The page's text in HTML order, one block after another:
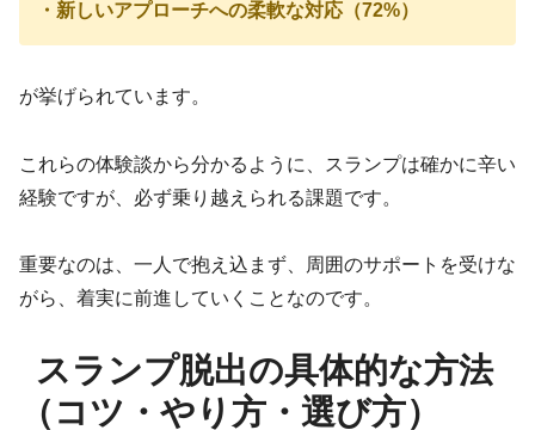
・新しいアプローチへの柔軟な対応（72%）
が挙げられています。
これらの体験談から分かるように、スランプは確かに辛い
経験ですが、必ず乗り越えられる課題です。
重要なのは、一人で抱え込まず、周囲のサポートを受けな
がら、着実に前進していくことなのです。
スランプ脱出の具体的な方法
（コツ・やり方・選び方）